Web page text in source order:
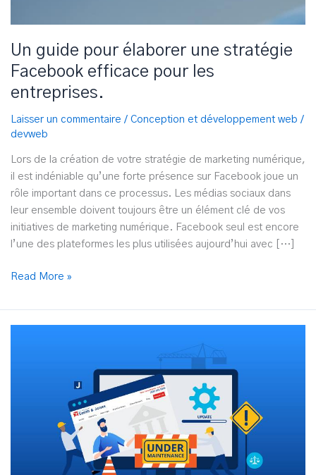
Un guide pour élaborer une stratégie
Facebook efficace pour les
entreprises.
Laisser un commentaire / Conception et développement web /
devweb
Lors de la création de votre stratégie de marketing numérique,
il est indéniable qu’une forte présence sur Facebook joue un
rôle important dans ce processus. Les médias sociaux dans
leur ensemble doivent toujours être un élément clé de vos
initiatives de marketing numérique. Facebook seul est encore
l’une des plateformes les plus utilisées aujourd’hui avec […]
Un
pour
élaborer
entreprises.
Read More »